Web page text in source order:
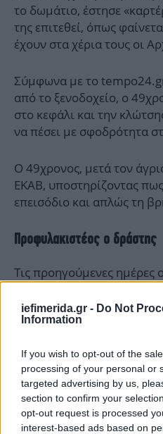
iefimerida.gr - Do Not
Information
If you wish to opt-out of the
processing of your personal or
targeted advertising by us,
section to confirm your
opt-out request is processed
interest-based ads based on
το δωμάτιο, έστησε
της επιτεθεί, όπως
έχουν στα χέρια τους οι
Σύμφωνα με το
από το ξενοδοχείο, ο
στο κεφάλι και την
να πέσει με σφοδρότητα
Ο 49χρονος, μετά τον
ΕΚΑΒ, υποστηρίζοντας
επεισόδιο και απλώς τη
Προφυλακιστέος ο δράστης
Τις προηγούμενες ημέρες
ανακριτή και εισαγγελέα,
pelop.gr.